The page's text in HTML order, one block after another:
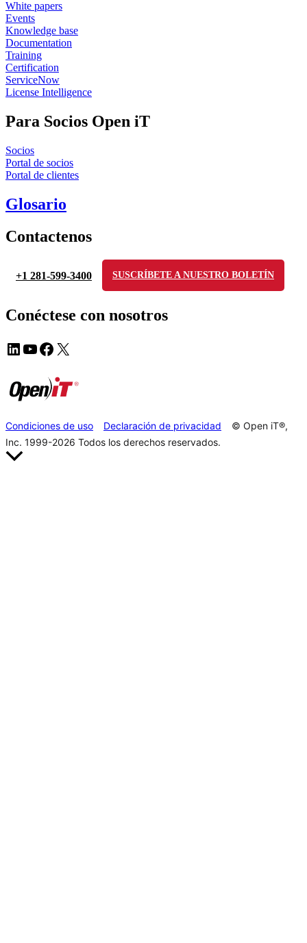
White papers
Events
Knowledge base
Documentation
Training
Certification
ServiceNow
License Intelligence
Para Socios Open iT
Socios
Portal de socios
Portal de clientes
Glosario
Contactenos
+1 281-599-3400 SUSCRÍBETE A NUESTRO BOLETÍN
Conéctese con nosotros
Condiciones de uso Declaración de privacidad
© Open iT®,
Inc. 1999-2026 Todos los derechos reservados.